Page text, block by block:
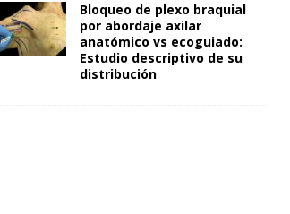
Bloqueo de plexo braquial
por abordaje axilar
anatómico vs ecoguiado:
Estudio descriptivo de su
distribución